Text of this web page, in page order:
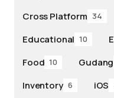
Cross Platform 34
Educational 10
Food 10 Gudang
Inventory 6 iOS